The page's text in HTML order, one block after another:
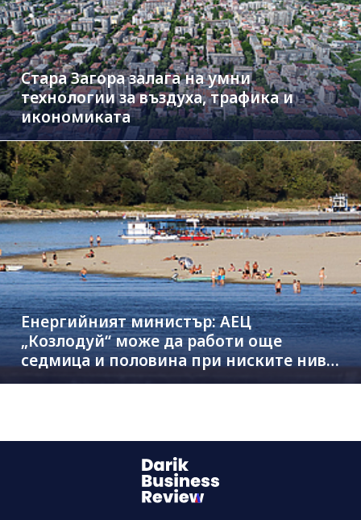
Стара Загора залага на умни
технологии за въздуха, трафика и
икономиката
Енергийният министър: АЕЦ
„Козлодуй“ може да работи още
седмица и половина при ниските нива
на Дунав